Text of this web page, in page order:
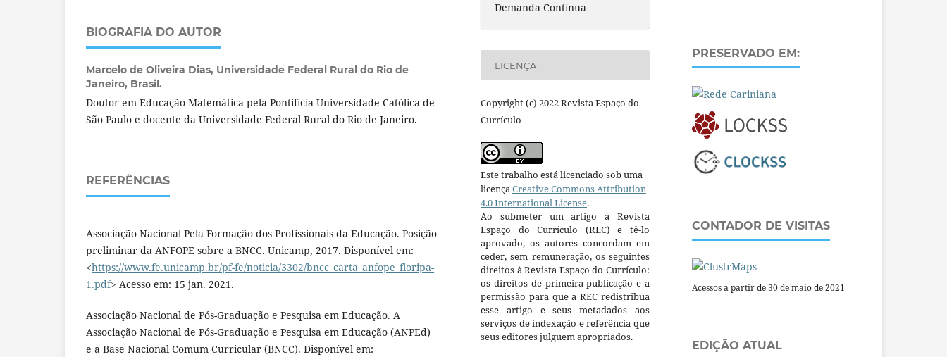
BIOGRAFIA DO AUTOR
Marcelo de Oliveira Dias, Universidade Federal Rural do Rio de
Janeiro, Brasil.
Doutor em Educação Matemática pela Pontifícia Universidade Católica de
São Paulo e docente da Universidade Federal Rural do Rio de Janeiro.
REFERÊNCIAS
Associação Nacional Pela Formação dos Profissionais da Educação. Posição
preliminar da ANFOPE sobre a BNCC. Unicamp, 2017. Disponível em:
<https://www.fe.unicamp.br/pf-fe/noticia/3302/bncc_carta_anfope_floripa-
1.pdf> Acesso em: 15 jan. 2021.
Associação Nacional de Pós-Graduação e Pesquisa em Educação. A
Associação Nacional de Pós-Graduação e Pesquisa em Educação (ANPEd)
e a Base Nacional Comum Curricular (BNCC). Disponível em:
Demanda Contínua
LICENÇA
Copyright (c) 2022 Revista Espaço do
Currículo
Este trabalho está licenciado sob uma
licençaCreative Commons Attribution
4.0 International License.
Ao submeter um artigo à Revista
Espaço do Currículo (REC) e tê-lo
aprovado, os autores concordam em
ceder, sem remuneração, os seguintes
direitos à Revista Espaço do Currículo:
os direitos de primeira publicação e a
permissão para que a REC redistribua
esse artigo e seus metadados aos
serviços de indexação e referência que
seus editores julguem apropriados.
PRESERVADO EM:
CONTADOR DE VISITAS
Acessos a partir de 30 de maio de 2021
EDIÇÃO ATUAL